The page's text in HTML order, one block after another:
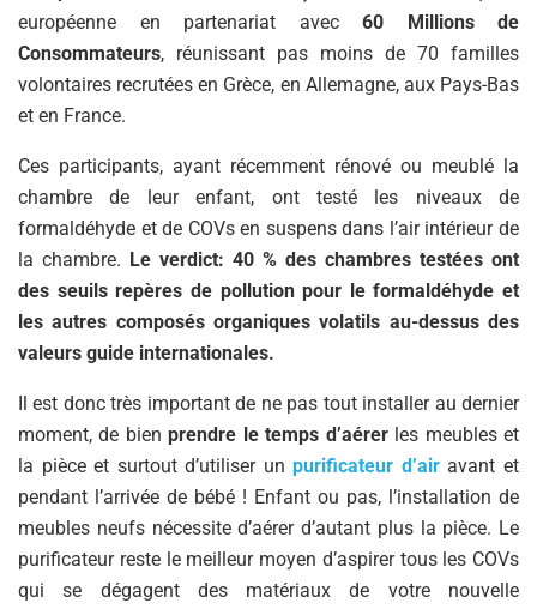
européenne en partenariat avec 60 Millions de
Consommateurs, réunissant pas moins de 70 familles
volontaires recrutées en Grèce, en Allemagne, aux Pays-Bas
et en France.
Ces participants, ayant récemment rénové ou meublé la
chambre de leur enfant, ont testé les niveaux de
formaldéhyde et de COVs en suspens dans l’air intérieur de
la chambre. Le verdict: 40 % des chambres testées ont
des seuils repères de pollution pour le formaldéhyde et
les autres composés organiques volatils au-dessus des
valeurs guide internationales.
Il est donc très important de ne pas tout installer au dernier
moment, de bienprendre le temps d’aérerles meubles et
la pièce et surtout d’utiliser un purificateur d’airavant et
pendant l’arrivée de bébé ! Enfant ou pas, l’installation de
meubles neufs nécessite d’aérer d’autant plus la pièce. Le
purificateur reste le meilleur moyen d’aspirer tous les COVs
qui se dégagent des matériaux de votre nouvelle